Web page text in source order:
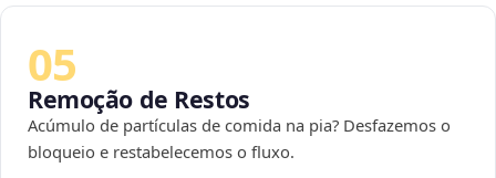
05
Remoção de Restos
Acúmulo de partículas de comida na pia? Desfazemos o
bloqueio e restabelecemos o fluxo.